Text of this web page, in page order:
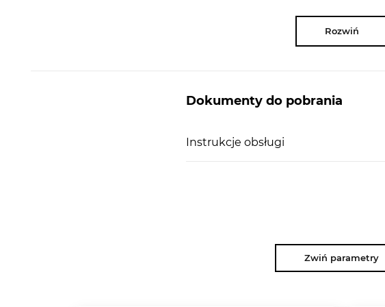
Rozwiń
Dokumenty do pobrania
Instrukcje obsługi
Zwiń parametry